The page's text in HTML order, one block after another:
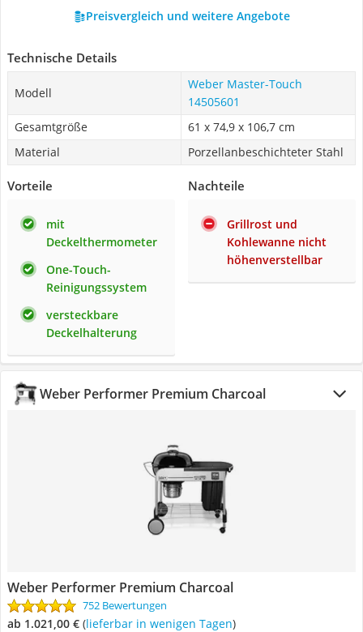
Preisvergleich und weitere Angebote
Technische Details
Modell
Weber Master-Touch
14505601
Gesamtgröße
61 x 74,9 x 106,7 cm
Material
Porzellanbeschichteter Stahl
Vorteile
mit
Deckelthermometer
One-Touch-
Reinigungssystem
versteckbare
Deckelhalterung
Nachteile
Grillrost und
Kohlewanne nicht
höhenverstellbar
Weber Performer Premium Charcoal
Weber Performer Premium Charcoal
752 Bewertungen
ab 1.021,00 € ( Lieferbar in wenigen Tagen)